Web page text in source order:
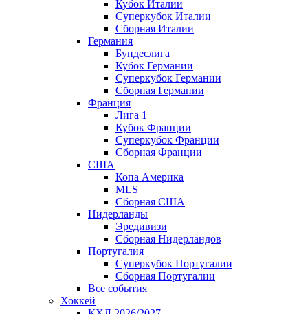
Кубок Италии
Суперкубок Италии
Сборная Италии
Германия
Бундеслига
Кубок Германии
Суперкубок Германии
Сборная Германии
Франция
Лига 1
Кубок Франции
Суперкубок Франции
Сборная Франции
США
Копа Америка
MLS
Сборная США
Нидерланды
Эредивизи
Сборная Нидерландов
Португалия
Суперкубок Португалии
Сборная Португалии
Все события
Хоккей